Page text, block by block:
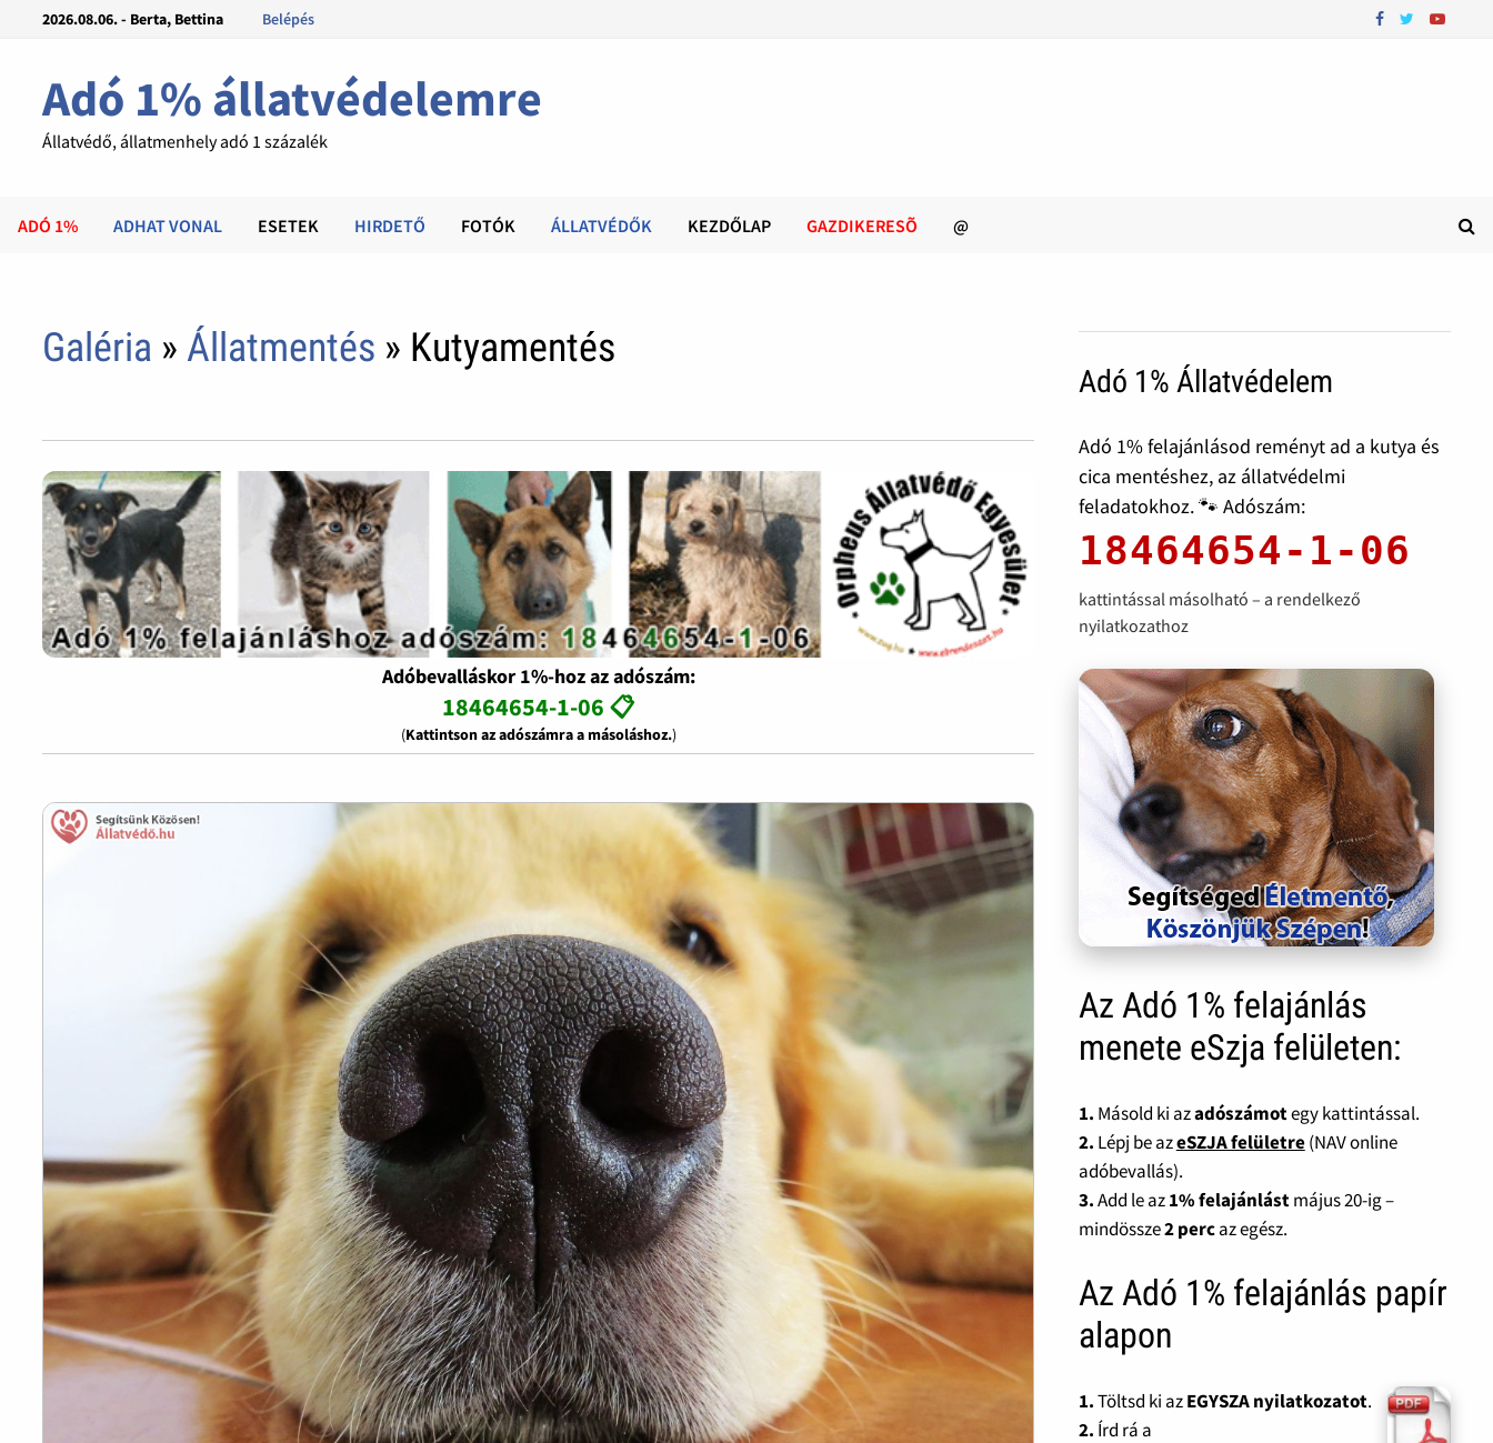
2026.08.06. - Berta, Bettina Belépés
Adó 1% állatvédelemre
Állatvédő, állatmenhely adó 1 százalék
ADÓ 1% ADHAT VONAL ESETEK HIRDETŐ FOTÓK ÁLLATVÉDŐK KEZDŐLAP GAZDIKERESÕ @
Galéria » Állatmentés » Kutyamentés
Adóbevalláskor 1%-hoz az adószám:
18464654-1-06 📋
(Kattintson az adószámra a másoláshoz.)
Adó 1% Állatvédelem
Adó 1% felajánlásod reményt ad a kutya és
cica mentéshez, az állatvédelmi
feladatokhoz. 🐾 Adószám:
18464654-1-06
kattintással másolható – a rendelkező
nyilatkozathoz
Az Adó 1% felajánlás
menete eSzja felületen:
1. Másold ki azadószámotegy kattintással.
2. Lépj be azeSZJA felületre(NAV online
adóbevallás).
3.Add le az1% felajánlástmájus 20-ig –
mindössze2 percaz egész.
Az Adó 1% felajánlás papír
alapon
1.Töltsd ki azEGYSZA nyilatkozatot.
2. Írd rá a